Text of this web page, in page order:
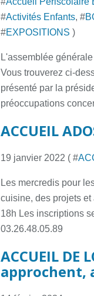
#Activités Enfants, #
#EXPOSITIONS )
L'assemblée
Vous trouverez ci-
présenté par la
préoccupations
ACCUEIL
19 janvier 2022 ( #
Les mercredis pour
cuisine, des projets
18h Les inscriptions
03.26.48.05.89
ACCUEIL DE
approchent,